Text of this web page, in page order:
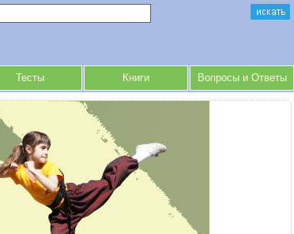
Тесты Книги Вопросы и Ответы